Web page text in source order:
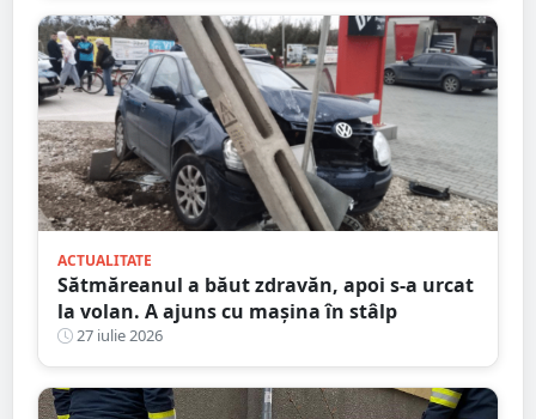
ACTUALITATE
Sătmăreanul a băut zdravăn, apoi s-a urcat
la volan. A ajuns cu mașina în stâlp
27 iulie 2026